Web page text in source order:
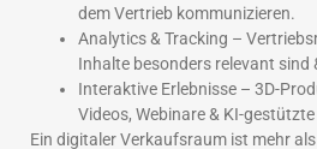
dem Vertrieb kommunizieren.
Analytics & Tracking –
Inhalte besonders relevant sind
Interaktive Erlebnisse – 3D-
Videos, Webinare & KI-
Ein digitaler Verkaufsraum ist mehr